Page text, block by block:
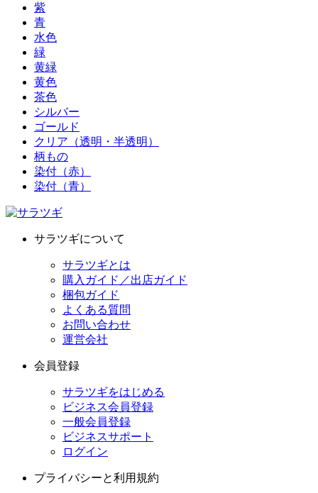
紫
青
水色
緑
黄緑
黄色
茶色
シルバー
ゴールド
クリア（透明・半透明）
柄もの
染付（赤）
染付（青）
サラツギについて
サラツギとは
購入ガイド／出店ガイド
梱包ガイド
よくある質問
お問い合わせ
運営会社
会員登録
サラツギをはじめる
ビジネス会員登録
一般会員登録
ビジネスサポート
ログイン
プライバシーと利用規約